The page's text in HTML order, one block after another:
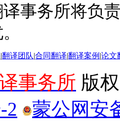
事务所将负
|翻译团队|合同翻译|翻译案例 |论文
事务所 版
2
蒙公网安